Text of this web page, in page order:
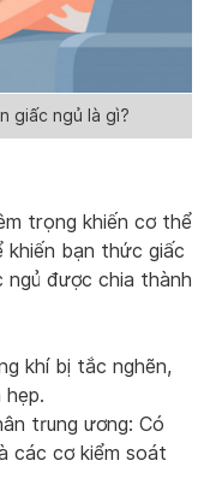
giấc ngủ là gì?
trọng khiến cơ thể
bạn thức giấc
ngủ được chia thành
khí bị tắc nghẽn,
trung ương: Có
các cơ kiểm soát